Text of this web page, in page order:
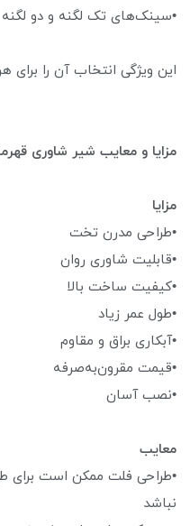
•سینک‌های تک لگنه و دو لگنه
این ویژگی انتخاب آن را
مزایا و معایب شیر شاوری
مزایا
•طراحی مدرن تخت
•قابلیت شاوری روان
•کیفیت ساخت بالا
•طول عمر زیاد
•آبکاری براق و مقاوم
•قیمت مقرون‌به‌صرفه
•نصب آسان
معایب
•طراحی فلت ممکن است برای
نباشد